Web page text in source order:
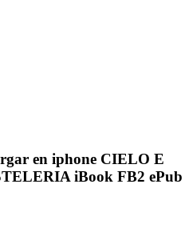
en iphone CIELO E
iBook FB2 ePub